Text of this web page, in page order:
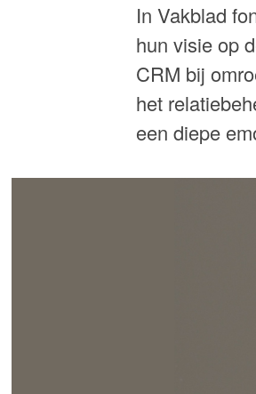
In Vakblad
hun visie op
CRM bij
het
een diepe